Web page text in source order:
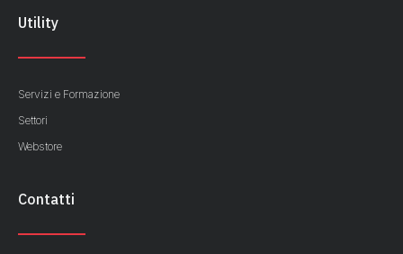
Utility
Servizi e Formazione
Settori
Webstore
Contatti